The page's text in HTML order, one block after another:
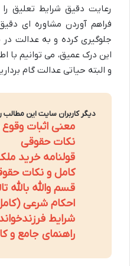
رعایت دقیق شرایط تعلیق را
فراهم آوردن مشاوره ای
جلوگیری کرده و به عدالت
این درک عمیق، می توانیم با
و البته حیاتی عدالت گام
دیگر کاربران سایت این مطالب
معنی اثبات
نکات حقوقی
قولنامه خرید
کامل و نکات
قسم والله بالله
احکام شرعی
راهنمای جامع و